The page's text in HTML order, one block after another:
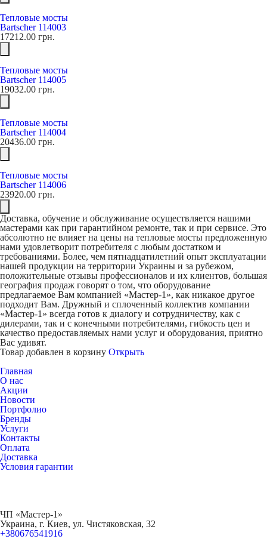
Тепловые мосты
Bartscher 114003
17212.00 грн.
Тепловые мосты
Bartscher 114005
19032.00 грн.
Тепловые мосты
Bartscher 114004
20436.00 грн.
Тепловые мосты
Bartscher 114006
23920.00 грн.
Доставка, обучение и обслуживание осуществляется нашими
мастерами как при гарантийном ремонте, так и при сервисе. Это
абсолютно не влияет на цены на тепловые мосты предложенную
нами удовлетворит потребителя с любым достатком и
требованиями. Более, чем пятнадцатилетний опыт эксплуатации
нашей продукции на территории Украины и за рубежом,
положительные отзывы профессионалов и их клиентов, большая
география продаж говорят о том, что оборудование
предлагаемое Вам компанией «Мастер-1», как никакое другое
подходит Вам. Дружный и сплоченный коллектив компании
«Мастер-1» всегда готов к диалогу и сотрудничеству, как с
дилерами, так и с конечными потребителями, гибкость цен и
качество предоставляемых нами услуг и оборудования, приятно
Вас удивят.
Товар добавлен в корзину Открыть
Главная
О нас
Акции
Новости
Портфолио
Бренды
Услуги
Контакты
Оплата
Доставка
Условия гарантии
ЧП «Мастер-1»
Украина, г. Киев, ул. Чистяковская, 32
+380676541916